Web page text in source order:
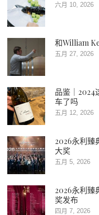
六月 10, 2026
和William
五月 27, 2026
品鉴｜2024
车了吗
五月 12, 2026
2026永利臻
大奖
五月 5, 2026
2026永利
奖发布
四月 7, 2026